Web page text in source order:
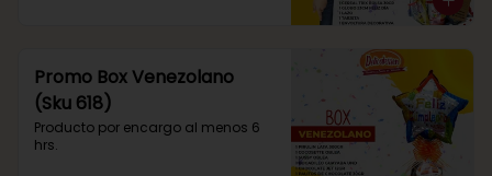
Promo Box Venezolano
(Sku 618)
Producto por encargo al menos 6
hrs.